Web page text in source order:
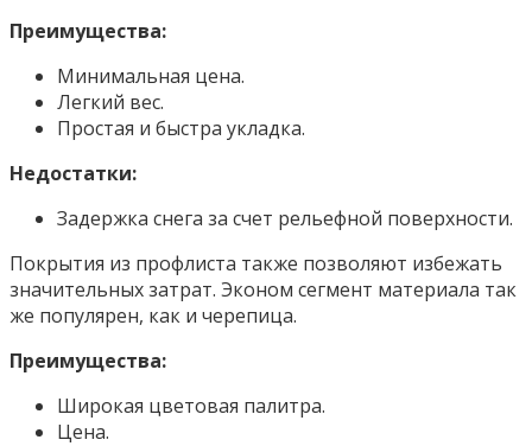
Преимущества:
Минимальная цена.
Легкий вес.
Простая и быстра укладка.
Недостатки:
Задержка снега за счет рельефной поверхности.
Покрытия из профлиста также позволяют избежать
значительных затрат. Эконом сегмент материала так
же популярен, как и черепица.
Преимущества:
Широкая цветовая палитра.
Цена.